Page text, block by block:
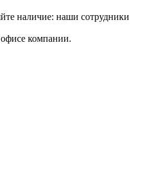
наличие: наши сотрудники
офисе компании.